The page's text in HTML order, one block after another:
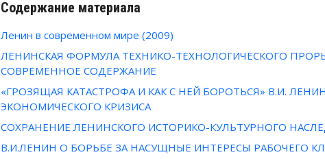
Содержание материала
Ленин в современном мире (2009)
ЛЕНИНСКАЯ ФОРМУЛА ТЕХНИКО-ТЕХНОЛОГИЧЕСКОГО
СОВРЕМЕННОЕ СОДЕРЖАНИЕ
«ГРОЗЯЩАЯ КАТАСТРОФА И КАК С НЕЙ БОРОТЬСЯ» В.И.
ЭКОНОМИЧЕСКОГО КРИЗИСА
СОХРАНЕНИЕ ЛЕНИНСКОГО ИСТОРИКО-КУЛЬТУРНОГО
В.И.ЛЕНИН О БОРЬБЕ ЗА НАСУЩНЫЕ ИНТЕРЕСЫ РАБОЧЕГО